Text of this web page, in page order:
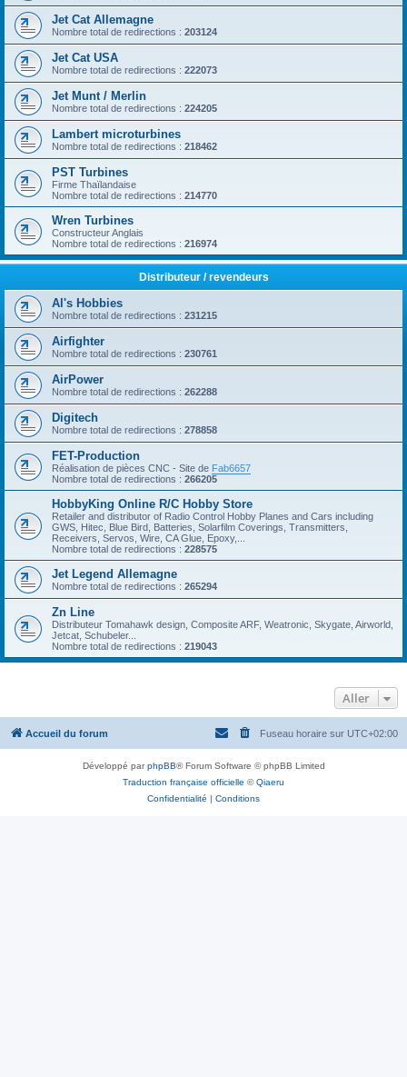
Jet Cat Allemagne
Nombre total de redirections : 203124
Jet Cat USA
Nombre total de redirections : 222073
Jet Munt / Merlin
Nombre total de redirections : 224205
Lambert microturbines
Nombre total de redirections : 218462
PST Turbines
Firme Thaïlandaise
Nombre total de redirections : 214770
Wren Turbines
Constructeur Anglais
Nombre total de redirections : 216974
Distributeur / revendeurs
Al's Hobbies
Nombre total de redirections : 231215
Airfighter
Nombre total de redirections : 230761
AirPower
Nombre total de redirections : 262288
Digitech
Nombre total de redirections : 278858
FET-Production
Réalisation de pièces CNC - Site de Fab6657
Nombre total de redirections : 266205
HobbyKing Online R/C Hobby Store
Retailer and distributor of Radio Control Hobby Planes and Cars including
GWS, Hitec, Blue Bird, Batteries, Solarfilm Coverings, Transmitters,
Receivers, Servos, Wire, CA Glue, Epoxy,...
Nombre total de redirections : 228575
Jet Legend Allemagne
Nombre total de redirections : 265294
Zn Line
Distributeur Tomahawk design, Composite ARF, Weatronic, Skygate, Airworld,
Jetcat, Schubeler...
Nombre total de redirections : 219043
Aller
Accueil du forum Fuseau horaire sur UTC+02:00
Développé parphpBB® Forum Software © phpBB Limited
Traduction française officielle ©Qiaeru
Confidentialité | Conditions